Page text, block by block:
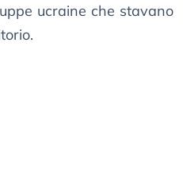
ucraine che stavano